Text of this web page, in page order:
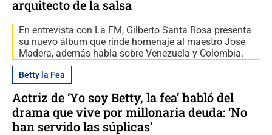
arquitecto de la salsa
En entrevista con La FM, Gilberto Santa Rosa presenta
su nuevo álbum que rinde homenaje al maestro José
Madera, además habla sobre Venezuela y Colombia.
Betty la Fea
Actriz de ‘Yo soy Betty, la fea’ habló del
drama que vive por millonaria deuda: ‘No
han servido las súplicas’